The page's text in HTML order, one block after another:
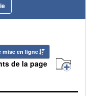
mise en ligne
de la page